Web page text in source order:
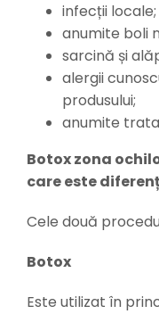
infecții locale;
anumite boli
sarcină și
alergii
produsului;
anumite
Botox zona
care este
Cele două
Botox
Este utilizat în